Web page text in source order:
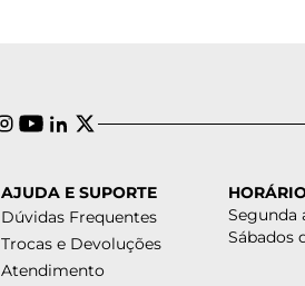
AJUDA E SUPORTE
Dúvidas Frequentes
Trocas e Devoluções
Atendimento
Segunda
Sábados